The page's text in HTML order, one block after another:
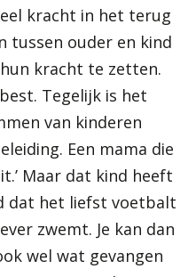
kracht in het terug
tussen ouder en kind
kracht te zetten.
Tegelijk is het
van kinderen
Een mama die
Maar dat kind heeft
dat het liefst voetbalt
zwemt. Je kan dan
wel wat gevangen